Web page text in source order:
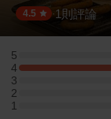
4.5 ·1 則評論
5
5 星：0 則評論
4
4 星：1 則評論
3
3 星：0 則評論
2
2 星：0 則評論
1
1 星：0 則評論